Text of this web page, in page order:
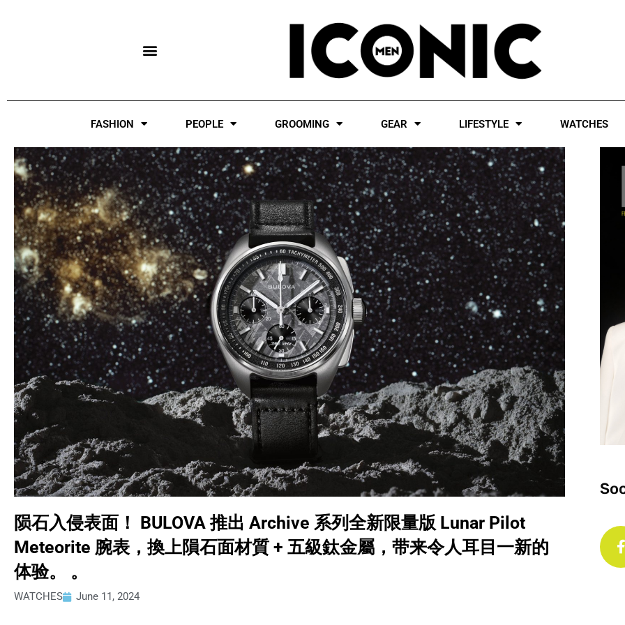
FASHION PEOPLE GROOMING GEAR LIFESTYLE WATCHES
陨石入侵表面！ BULOVA 推出 Archive 系列全新限量版 Lunar Pilot
Meteorite 腕表，換上隕石面材質 + 五級鈦金屬，带来令人耳目一新的
体验。 。
WATCHES June 11, 2024
c